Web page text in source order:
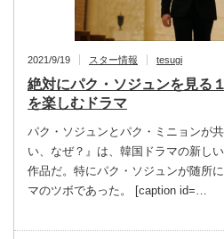
2021/9/19 スター情報 tesugi
絶対にパク・ソジュンを見る
を楽しむドラマ
パク・ソジュンとパク・ミニョンが
い、なぜ？』は、韓国ドラマの新し
作品だ。特にパク・ソジュンが随所
マのツボであった。 [caption id=…